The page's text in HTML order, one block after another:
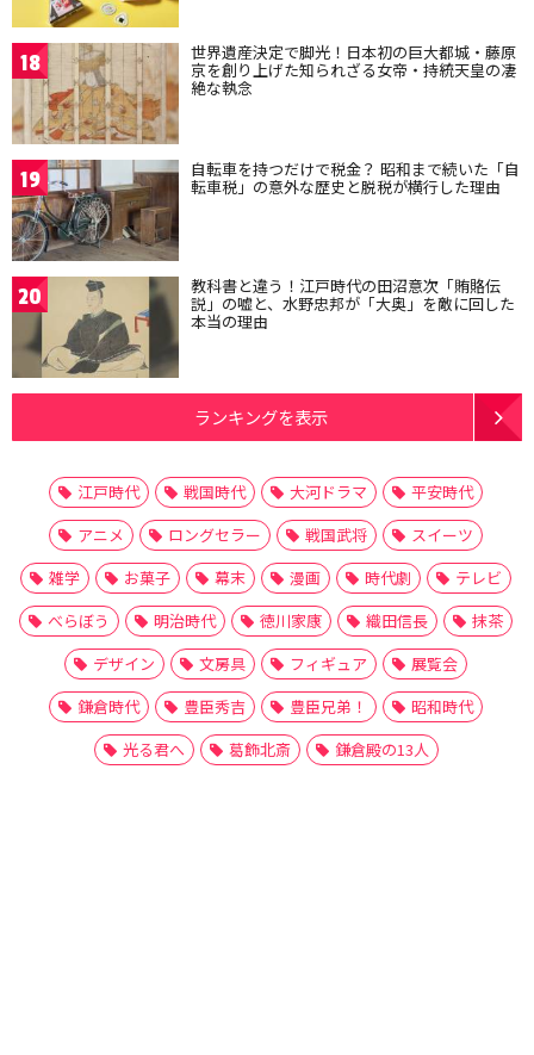
18 世界遺産決定で脚光！日本初の巨大都城・藤原
京を創り上げた知られざる女帝・持統天皇の凄
絶な執念
19 自転車を持つだけで税金？ 昭和まで続いた「自
転車税」の意外な歴史と脱税が横行した理由
20 教科書と違う！江戸時代の田沼意次「賄賂伝
説」の嘘と、水野忠邦が「大奥」を敵に回した
本当の理由
ランキングを表示
江戸時代 戦国時代 大河ドラマ
平安時代
アニメ
ロングセラー 戦国武将
スイーツ
雑学
お菓子 幕末 漫画 時代劇
テレビ
べらぼう
明治時代 徳川家康 織田信長
抹茶
デザイン
文房具 フィギュア
展覧会
鎌倉時代
豊臣秀吉 豊臣兄弟！
昭和時代
光る君へ
葛飾北斎 鎌倉殿の13人